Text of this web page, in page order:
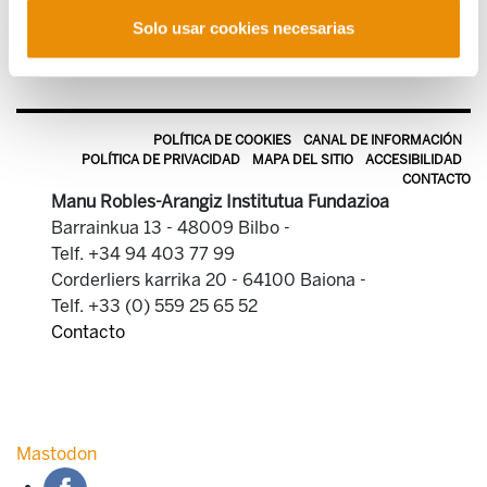
Solo usar cookies necesarias
POLÍTICA DE COOKIES
CANAL DE INFORMACIÓN
POLÍTICA DE PRIVACIDAD
MAPA DEL SITIO
ACCESIBILIDAD
CONTACTO
Manu Robles-Arangiz Institutua Fundazioa
Barrainkua 13 - 48009 Bilbo -
Telf. +34 94 403 77 99
Corderliers karrika 20 - 64100 Baiona -
Telf. +33 (0) 559 25 65 52
Contacto
Mastodon